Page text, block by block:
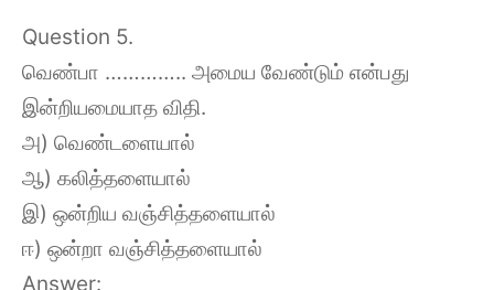
Question 5.
வெண்பா ………….. அமைய வேண்டும் என்பது
இன்றியமையாத விதி.
அ) வெண்டளையால்
ஆ) கலித்தளையால்
இ) ஒன்றிய வஞ்சித்தளையால்
ஈ) ஒன்றா வஞ்சித்தளையால்
Answer: